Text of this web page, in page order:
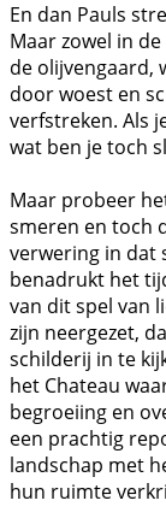
En dan Pauls
Maar zowel in
de olijvengaard,
door woest en
verfstreken. Als
wat ben je toch
Maar probeer
smeren en toch
verwering in dat
benadrukt het
van dit spel van
zijn neergezet,
schilderij in te
het Chateau
begroeiing en
een prachtig
landschap met
hun ruimte